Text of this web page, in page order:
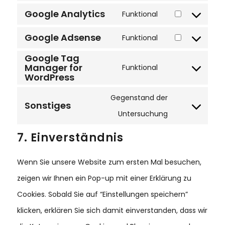
SERVICE
Google Analytics Funktional
CONSENT
SERVICE
Google Adsense Funktional
CONSENT
GOOGLE-
Google Tag
Manager for
WordPress
Funktional
CONSENT
GOOGLE-
TAG-
MANAGER-
Sonstiges
Gegenstand der
Untersuchung
CONSENT
7. Einverständnis
Wenn Sie unsere Website zum ersten Mal besuchen,
zeigen wir Ihnen ein Pop-up mit einer Erklärung zu
Cookies. Sobald Sie auf “Einstellungen speichern”
klicken, erklären Sie sich damit einverstanden, dass wir